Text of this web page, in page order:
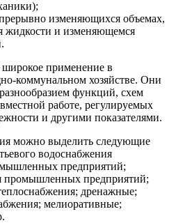
изменяющихся объемах,
жидкости и изменяющемся
применение в
коммунальном хозяйстве. Они
функций, схем
работе, регулируемых
и другими показателями.
можно выделить следующие
водоснабжения
предприятий;
промышленных предприятий;
дренажные;
мелиоративные;